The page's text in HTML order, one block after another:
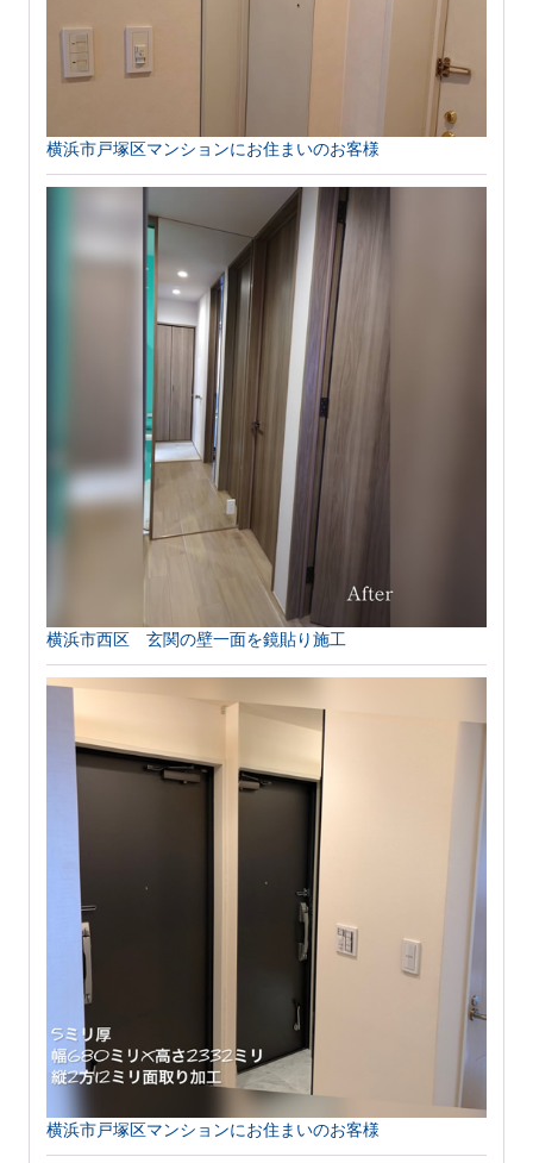
横浜市戸塚区マンションにお住まいのお客様
横浜市西区 玄関の壁一面を鏡貼り施工
横浜市戸塚区マンションにお住まいのお客様